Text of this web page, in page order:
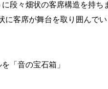
段々畑状の客席構造を持ち
客席が舞台を取り囲んでい
「音の宝石箱」